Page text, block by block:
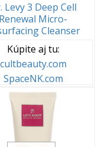
Levy 3 Deep Cell
Renewal Micro-
Cleanser
Kúpite aj tu:
cultbeauty.com
SpaceNK.com